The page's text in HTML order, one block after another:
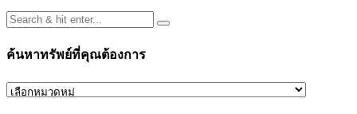
ค้นหาทรัพย์ที่คุณต้องการ
ค้นหา